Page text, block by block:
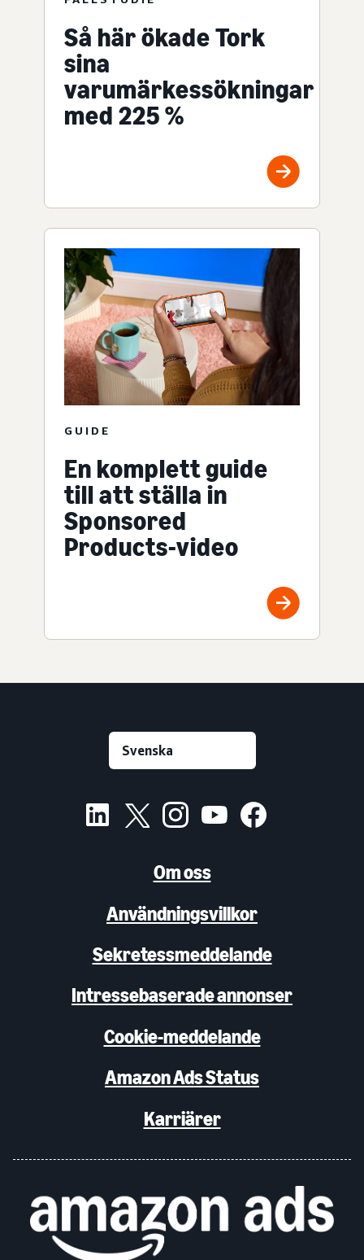
Så här ökade Tork
sina
varumärkessökningar
med 225 %
GUIDE
En komplett guide
till att ställa in
Sponsored
Products-video
Om oss
Användningsvillkor
Sekretessmeddelande
Intressebaserade annonser
Cookie-meddelande
Amazon Ads Status
Karriärer